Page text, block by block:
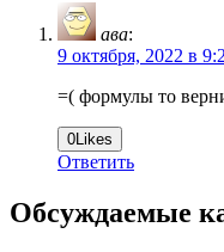
ава:
9 октября, 2022 в
=( формулы то
0Likes
Ответить
Обсуждаемые